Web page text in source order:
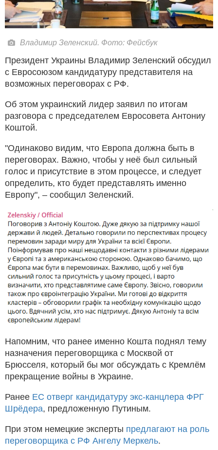
Владимир Зеленский. Фото: Фейсбук
Президент Украины Владимир Зеленский обсудил
с Евросоюзом кандидатуру представителя на
возможных переговорах с РФ.
Об этом украинский лидер заявил по итогам
разговора с председателем Евросовета Антониу
Коштой.
"Одинаково видим, что Европа должна быть в
переговорах. Важно, чтобы у неё был сильный
голос и присутствие в этом процессе, и следует
определить, кто будет представлять именно
Европу", – сообщил Зеленский.
Напомним, что ранее именно Кошта поднял тему
назначения переговорщика с Москвой от
Брюсселя, который бы мог обсуждать с Кремлём
прекращение войны в Украине.
Ранее ЕС отверг кандидатуру экс-канцлера ФРГ
Шрёдера, предложенную Путиным.
При этом немецкие эксперты предлагают на роль
переговорщика с РФ Ангелу Меркель.